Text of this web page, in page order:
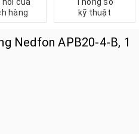
hàng
kỹ thuật
Nedfon APB20-4-B, 1